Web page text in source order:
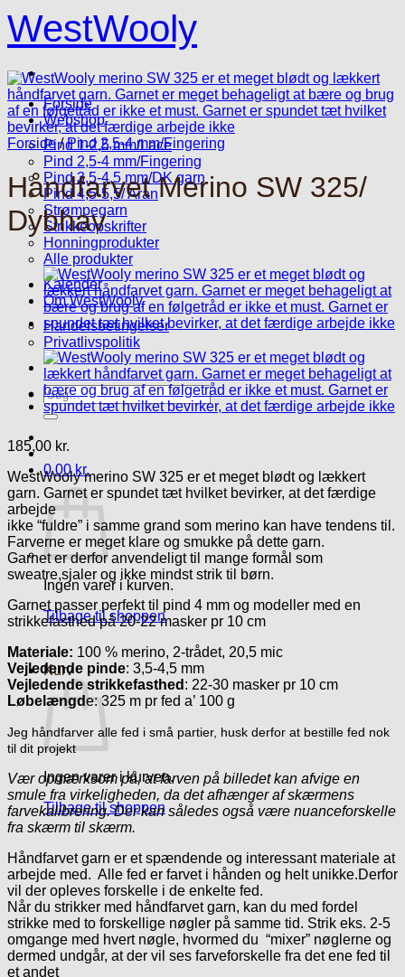
Fortsæt
til
indhold
WestWooly
Forside
Webshop
Pind 1-2,5 mm/Lace
Pind 2,5-4 mm/Fingering
Pind 3,5-4,5 mm/DK garn
Pind 4,5-5,5/ Aran
Strømpegarn
Strikkeopskrifter
Honningprodukter
Alle produkter
Kalender
Om WestWooly
Handelsbetingelser
Privatlivspolitik
Søg
efter:
0,00 kr.
Ingen varer i kurven.
Tilbage til shoppen
Kurv
Ingen varer i kurven.
Tilbage til shoppen
Forside / Pind 2,5-4 mm/Fingering
Håndfarvet Merino SW 325/
Dybhav
185,00 kr.
WestWooly merino SW 325 er et meget blødt og lækkert
garn. Garnet er spundet tæt hvilket bevirker, at det færdige
arbejde
ikke “fuldre” i samme grand som merino kan have tendens til.
Farverne er meget klare og smukke på dette garn.
Garnet er derfor anvendeligt til mange formål som
sweatre,sjaler og ikke mindst strik til børn.
Garnet passer perfekt til pind 4 mm og modeller med en
strikkefasthed på 20-22 masker pr 10 cm
Materiale: 100 % merino, 2-trådet, 20,5 mic
Vejledende pinde: 3,5-4,5 mm
Vejledende strikkefasthed : 22-30 masker pr 10 cm
Løbelængde: 325 m pr fed a’ 100 g
Jeg håndfarver alle fed i små partier, husk derfor at bestille fed nok
til dit projekt
Vær opmærksom på, at farven på billedet kan afvige en
smule fra virkeligheden, da det afhænger af skærmens
farvekalibrering. Der kan således også være nuanceforskelle
fra skærm til skærm.
Håndfarvet garn er et spændende og interessant materiale at
arbejde med. Alle fed er farvet i hånden og helt unikke.Derfor
vil der opleves forskelle i de enkelte fed.
Når du strikker med håndfarvet garn, kan du med fordel
strikke med to forskellige nøgler på samme tid. Strik eks. 2-5
omgange med hvert nøgle, hvormed du “mixer” nøglerne og
dermed undgår, at der vil ses farveforskelle fra det ene fed til
et andet